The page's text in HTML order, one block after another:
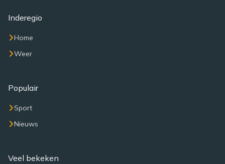
Inderegio
Home
Weer
Populair
Sport
Nieuws
Veel bekeken